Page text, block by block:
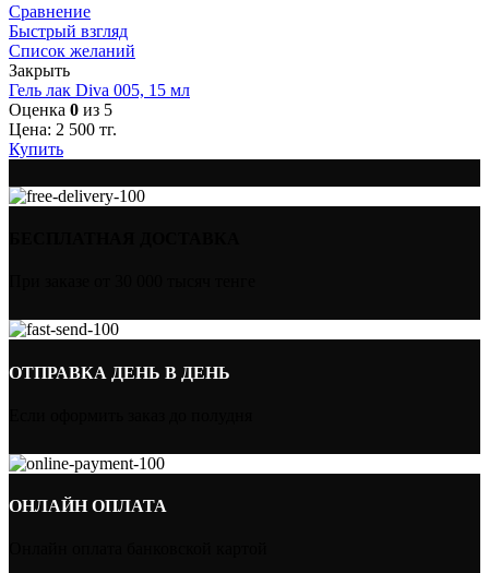
Сравнение
Быстрый взгляд
Список желаний
Закрыть
Гель лак Diva 005, 15 мл
Оценка 0 из 5
Цена: 2 500 тг.
Купить
ОТПРАВКА ДЕНЬ В ДЕНЬ
ОНЛАЙН ОПЛАТА